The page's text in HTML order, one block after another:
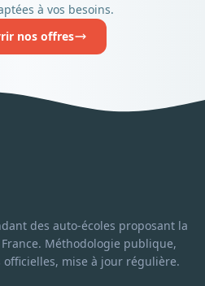
à vos besoins.
nos offres
des auto-écoles proposant la
Méthodologie publique,
officielles, mise à jour régulière.